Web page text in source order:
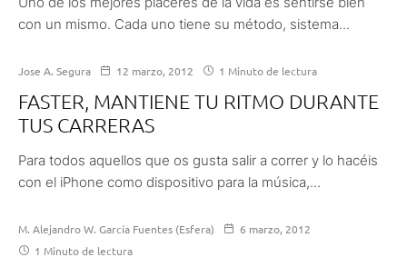
con un mismo. Cada uno tiene su método, sistema...
Jose A. Segura 12 marzo, 2012 1 Minuto de lectura
FASTER, MANTIENE TU RITMO DURANTE
TUS CARRERAS
Para todos aquellos que os gusta salir a correr y lo hacéis
con el iPhone como dispositivo para la música,...
M. Alejandro W. García Fuentes (Esfera)
6 marzo, 2012
1 Minuto de lectura